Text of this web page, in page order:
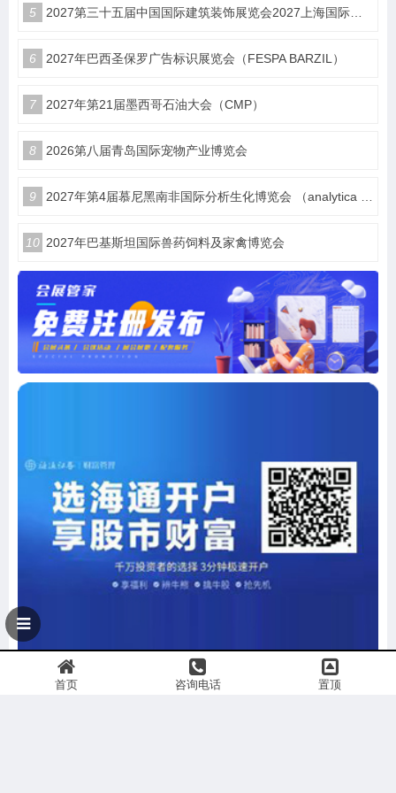
5 2027第三十五届中国国际建筑装饰展览会2027上海国际酒店及商业空间、办公及公共空间博览会（简称：HDE）
6 2027年巴西圣保罗广告标识展览会（FESPA BARZIL）
7 2027年第21届墨西哥石油大会（CMP）
8 2026第八届青岛国际宠物产业博览会
9 2027年第4届慕尼黑南非国际分析生化博览会 （analytica Lab Africa 2027）
10 2027年巴基斯坦国际兽药饲料及家禽博览会
首页 咨询电话 置顶